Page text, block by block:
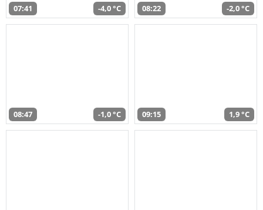
07:41 -4,0 °C 08:22 -2,0 °C
08:47 -1,0 °C 09:15 1,9 °C